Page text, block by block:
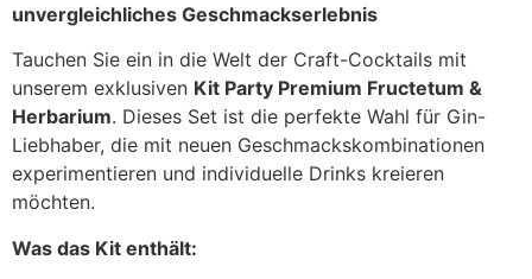
unvergleichliches Geschmackserlebnis
Tauchen Sie ein in die Welt der Craft-Cocktails mit
unserem exklusiven Kit Party Premium Fructetum &
Herbarium. Dieses Set ist die perfekte Wahl für Gin-
Liebhaber, die mit neuen Geschmackskombinationen
experimentieren und individuelle Drinks kreieren
möchten.
Was das Kit enthält: